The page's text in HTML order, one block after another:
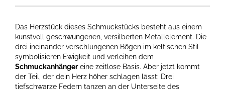
Das Herzstück dieses Schmuckstücks besteht aus einem
kunstvoll geschwungenen, versilberten Metallelement. Die
drei ineinander verschlungenen Bögen im keltischen Stil
symbolisieren Ewigkeit und verleihen dem
Schmuckanhängereine zeitlose Basis. Aber jetzt kommt
der Teil, der dein Herz höher schlagen lässt: Drei
tiefschwarze Federn tanzen an der Unterseite des